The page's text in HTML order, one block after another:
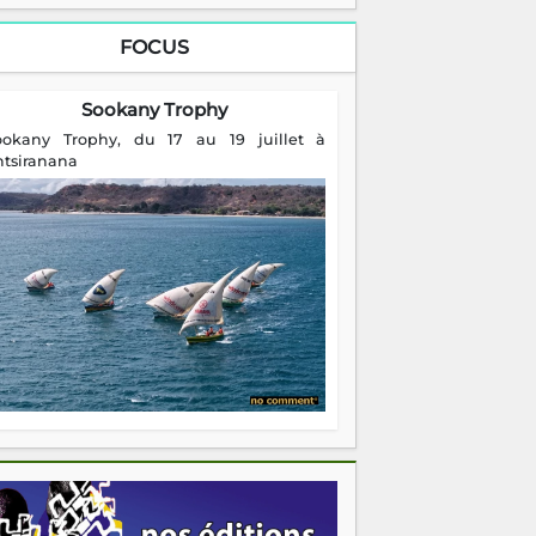
FOCUS
Sookany Trophy
Trophy, du 17 au 19 juillet à